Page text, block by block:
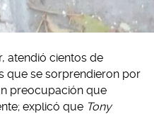
atendió cientos de
que se sorprendieron por
preocupación que
explicó que Tony